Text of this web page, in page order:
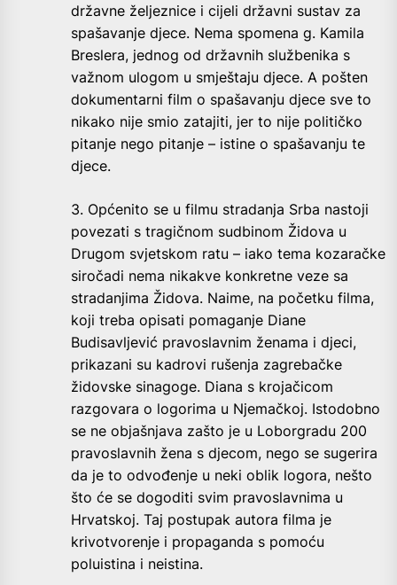
državne željeznice i cijeli državni sustav za
spašavanje djece. Nema spomena g. Kamila
Breslera, jednog od državnih službenika s
važnom ulogom u smještaju djece. A pošten
dokumentarni film o spašavanju djece sve to
nikako nije smio zatajiti, jer to nije političko
pitanje nego pitanje – istine o spašavanju te
djece.
3. Općenito se u filmu stradanja Srba nastoji
povezati s tragičnom sudbinom Židova u
Drugom svjetskom ratu – iako tema kozaračke
siročadi nema nikakve konkretne veze sa
stradanjima Židova. Naime, na početku filma,
koji treba opisati pomaganje Diane
Budisavljević pravoslavnim ženama i djeci,
prikazani su kadrovi rušenja zagrebačke
židovske sinagoge. Diana s krojačicom
razgovara o logorima u Njemačkoj. Istodobno
se ne objašnjava zašto je u Loborgradu 200
pravoslavnih žena s djecom, nego se sugerira
da je to odvođenje u neki oblik logora, nešto
što će se dogoditi svim pravoslavnima u
Hrvatskoj. Taj postupak autora filma je
krivotvorenje i propaganda s pomoću
poluistina i neistina.